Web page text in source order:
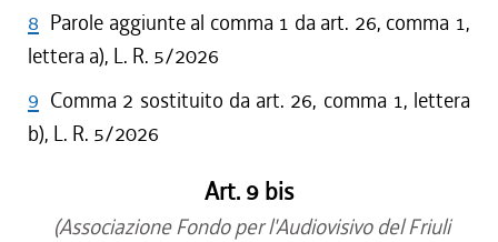
8 Parole aggiunte al comma 1 da art. 26, comma 1,
lettera a), L. R. 5/2026
9 Comma 2 sostituito da art. 26, comma 1, lettera
b), L. R. 5/2026
Art. 9 bis
(Associazione Fondo per l'Audiovisivo del Friuli